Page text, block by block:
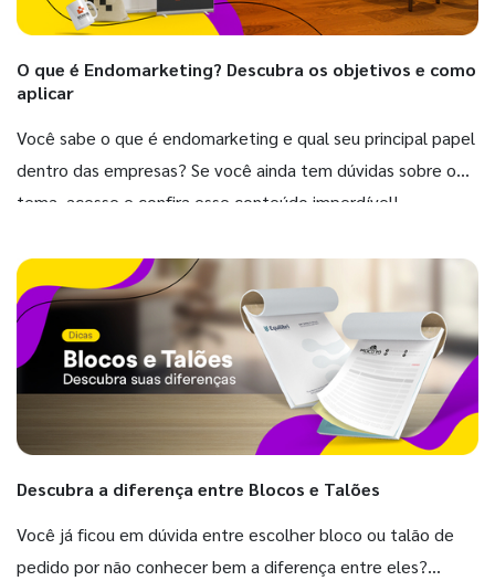
O que é Endomarketing? Descubra os objetivos e como
aplicar
Você sabe o que é endomarketing e qual seu principal papel
dentro das empresas? Se você ainda tem dúvidas sobre o
tema, acesse e confira esse conteúdo imperdível!
Descubra a diferença entre Blocos e Talões
Você já ficou em dúvida entre escolher bloco ou talão de
pedido por não conhecer bem a diferença entre eles?